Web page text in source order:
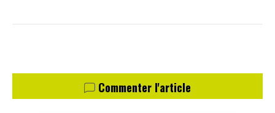
Commenter l'article